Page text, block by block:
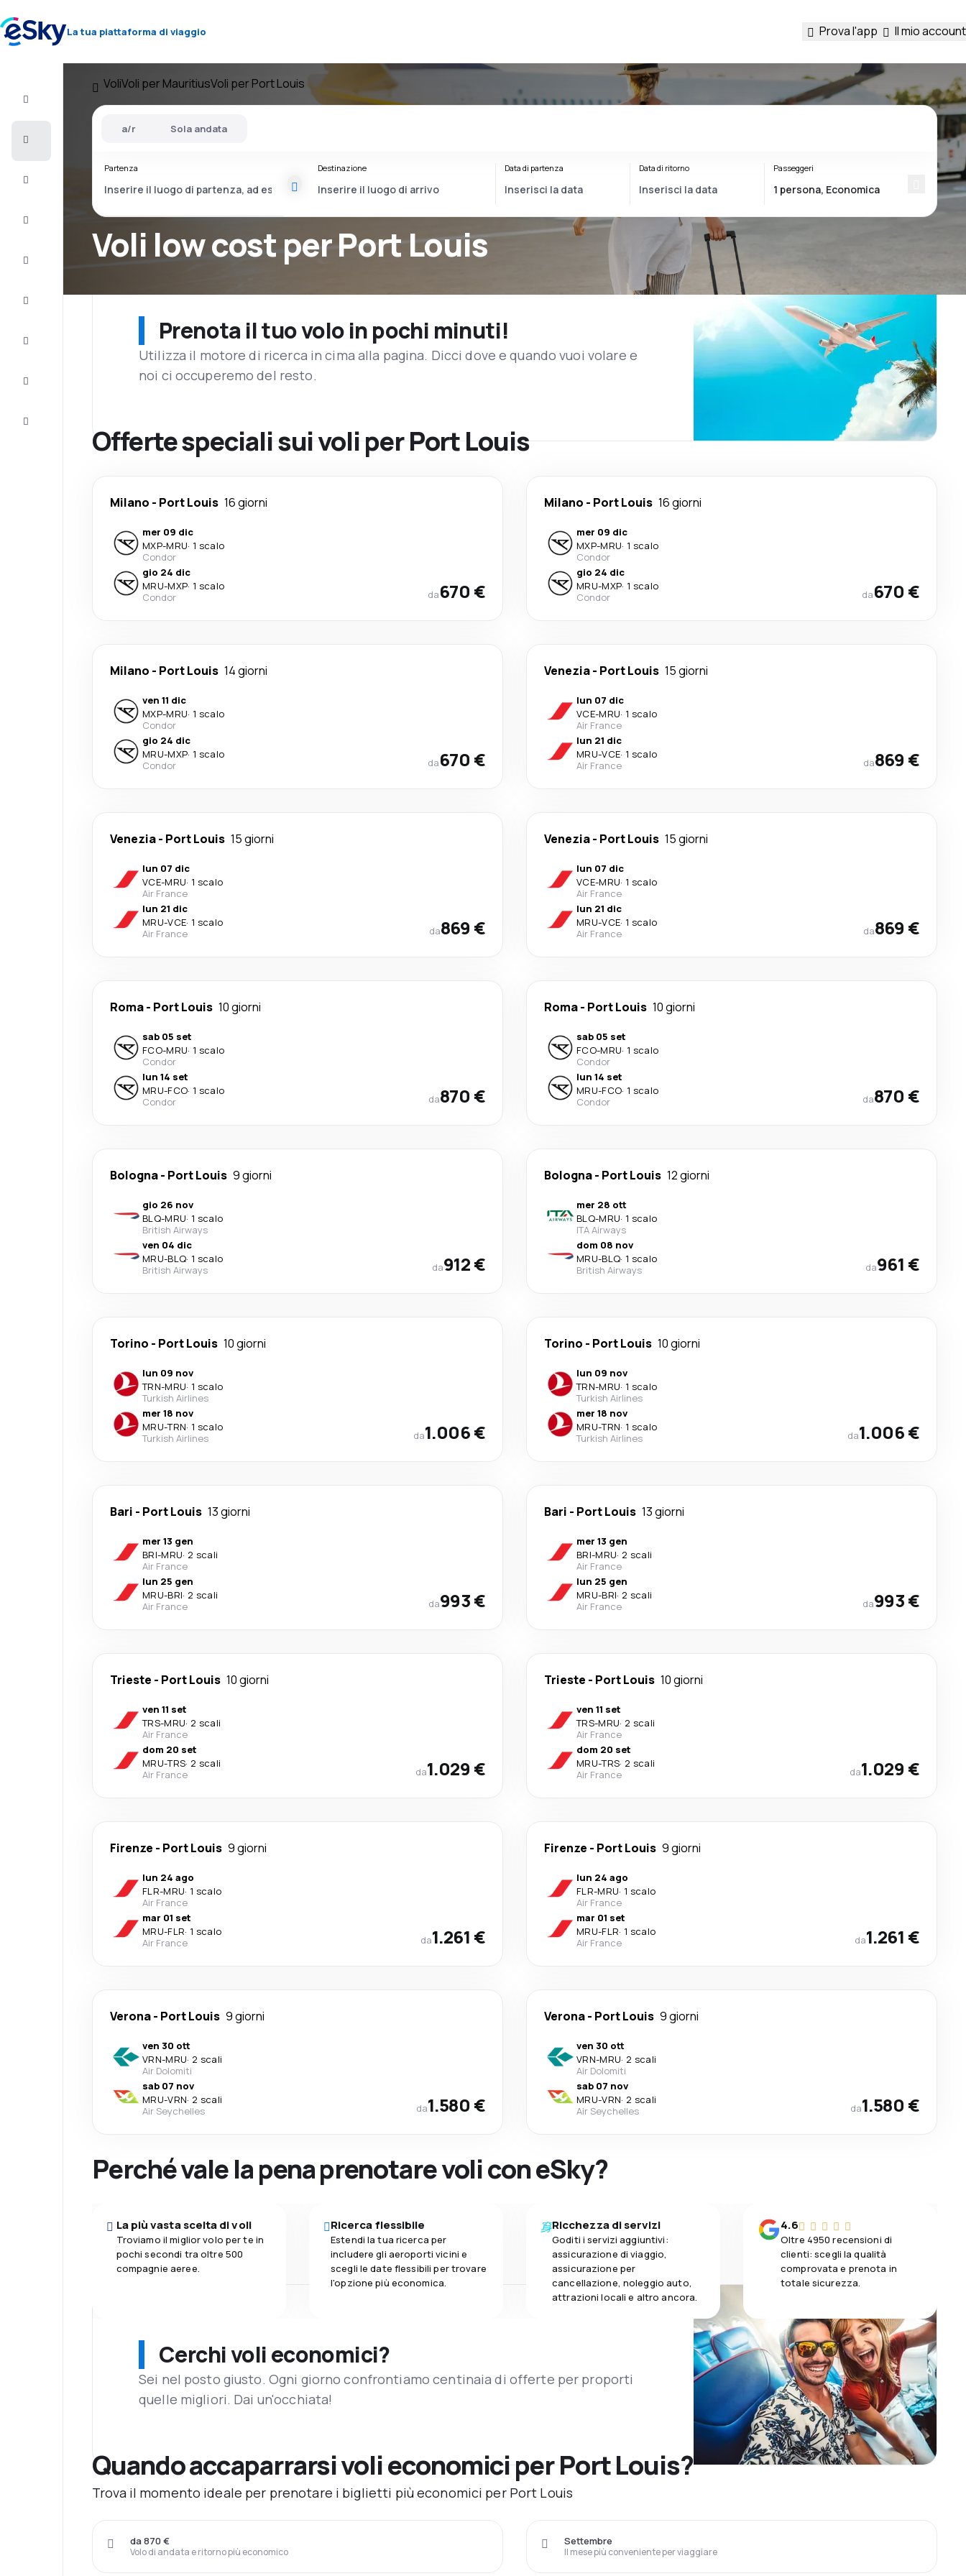
La tua piattaforma di viaggio Prova l'app Il mio account
VoliVoli per MauritiusVoli per Port Louis
Voli low cost per Port Louis
a/r Sola andata
Partenza Destinazione Data di partenza Data di ritorno Passeggeri
Prenota il tuo volo in pochi minuti!
Utilizza il motore di ricerca in cima alla pagina. Dicci dove e quando vuoi volare e
noi ci occuperemo del resto.
Offerte speciali sui voli per Port Louis
Milano - Port Louis 16 giorni
mer 09 dic
MXP-MRU· 1 scalo
Condor
gio 24 dic
MRU-MXP· 1 scalo
Condor
da670 €
Milano - Port Louis 16 giorni
mer 09 dic
MXP-MRU· 1 scalo
Condor
gio 24 dic
MRU-MXP· 1 scalo
Condor
da670 €
Milano - Port Louis 14 giorni
ven 11 dic
MXP-MRU· 1 scalo
Condor
gio 24 dic
MRU-MXP· 1 scalo
Condor
da670 €
Venezia- Port Louis 15 giorni
lun 07 dic
VCE-MRU· 1 scalo
Air France
lun 21 dic
MRU-VCE· 1 scalo
Air France
da869 €
Venezia- Port Louis 15 giorni
lun 07 dic
VCE-MRU· 1 scalo
Air France
lun 21 dic
MRU-VCE· 1 scalo
Air France
da869 €
Venezia- Port Louis 15 giorni
lun 07 dic
VCE-MRU· 1 scalo
Air France
lun 21 dic
MRU-VCE· 1 scalo
Air France
da869 €
Roma- Port Louis 10 giorni
sab 05 set
FCO-MRU· 1 scalo
Condor
lun 14 set
MRU-FCO· 1 scalo
Condor
da870 €
Roma- Port Louis 10 giorni
sab 05 set
FCO-MRU· 1 scalo
Condor
lun 14 set
MRU-FCO· 1 scalo
Condor
da870 €
Bologna- Port Louis 9 giorni
gio 26 nov
BLQ-MRU· 1 scalo
British Airways
ven 04 dic
MRU-BLQ· 1 scalo
British Airways
da912 €
Bologna- Port Louis 12 giorni
mer 28 ott
BLQ-MRU· 1 scalo
ITA Airways
dom 08 nov
MRU-BLQ· 1 scalo
British Airways
da961 €
Torino - Port Louis 10 giorni
lun 09 nov
TRN-MRU· 1 scalo
Turkish Airlines
mer 18 nov
MRU-TRN· 1 scalo
Turkish Airlines
da1.006 €
Torino - Port Louis 10 giorni
lun 09 nov
TRN-MRU· 1 scalo
Turkish Airlines
mer 18 nov
MRU-TRN· 1 scalo
Turkish Airlines
da1.006 €
Bari - Port Louis 13 giorni
mer 13 gen
BRI-MRU· 2 scali
Air France
lun 25 gen
MRU-BRI· 2 scali
Air France
da993 €
Bari - Port Louis 13 giorni
mer 13 gen
BRI-MRU· 2 scali
Air France
lun 25 gen
MRU-BRI· 2 scali
Air France
da993 €
Trieste - Port Louis 10 giorni
ven 11 set
TRS-MRU· 2 scali
Air France
dom 20 set
MRU-TRS· 2 scali
Air France
da1.029 €
Trieste - Port Louis 10 giorni
ven 11 set
TRS-MRU· 2 scali
Air France
dom 20 set
MRU-TRS· 2 scali
Air France
da1.029 €
Firenze - Port Louis 9 giorni
lun 24 ago
FLR-MRU· 1 scalo
Air France
mar 01 set
MRU-FLR· 1 scalo
Air France
da1.261 €
Firenze - Port Louis 9 giorni
lun 24 ago
FLR-MRU· 1 scalo
Air France
mar 01 set
MRU-FLR· 1 scalo
Air France
da1.261 €
Verona- Port Louis 9 giorni
ven 30 ott
VRN-MRU· 2 scali
Air Dolomiti
sab 07 nov
MRU-VRN· 2 scali
Air Seychelles
da1.580 €
Verona- Port Louis 9 giorni
ven 30 ott
VRN-MRU· 2 scali
Air Dolomiti
sab 07 nov
MRU-VRN· 2 scali
Air Seychelles
da1.580 €
Perché vale la pena prenotare voli con eSky?
La più vasta scelta di voli
Troviamo il miglior volo per te in
pochi secondi tra oltre 500
compagnie aeree.
Ricerca flessibile
Estendi la tua ricerca per
includere gli aeroporti vicini e
scegli le date flessibili per trovare
l'opzione più economica.
Ricchezza di servizi
Goditi i servizi aggiuntivi:
assicurazione di viaggio,
assicurazione per
cancellazione, noleggio auto,
attrazioni locali e altro ancora.
4.6
Oltre 4950 recensioni di
clienti: scegli la qualità
comprovata e prenota in
totale sicurezza.
Cerchi voli economici?
Sei nel posto giusto. Ogni giorno confrontiamo centinaia di offerte per proporti
quelle migliori. Dai un'occhiata!
Quando accaparrarsi voli economici per Port Louis?
Trova il momento ideale per prenotare i biglietti più economici per Port Louis
Volo di andata e ritorno più economico
da 870 €
Il mese più conveniente per viaggiare
Settembre